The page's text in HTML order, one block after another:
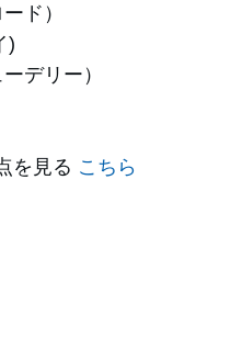
ド）
)
デリー）
を見る こちら